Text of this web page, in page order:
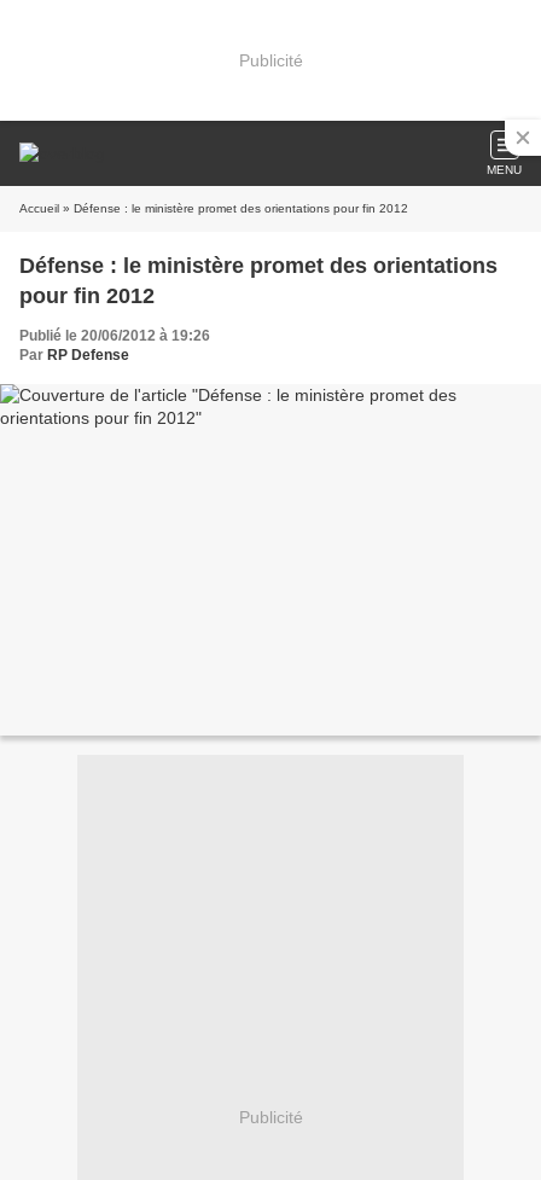
Publicité
MENU
Accueil » Défense : le ministère promet des orientations pour fin 2012
Défense : le ministère promet des orientations
pour fin 2012
Publié le 20/06/2012 à 19:26
Par RP Defense
Publicité